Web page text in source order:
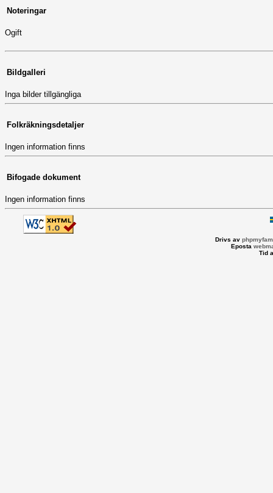
Noteringar
Ogift
Bildgalleri
Inga bilder tillgängliga
Folkräkningsdetaljer
Ingen information finns
Bifogade dokument
Ingen information finns
Drivs av
Eposta
Tid